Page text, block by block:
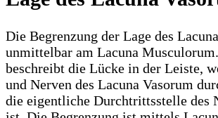
Die Begrenzung der Lage des
unmittelbar am Lacuna
beschreibt die Lücke in der Leiste,
und Nerven des Lacuna Vasorum
die eigentliche Durchtrittsstelle des